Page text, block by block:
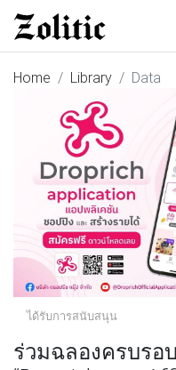
Home Library Data
ได้รับการสนับสนุน
ร่วมฉลองครบรอ